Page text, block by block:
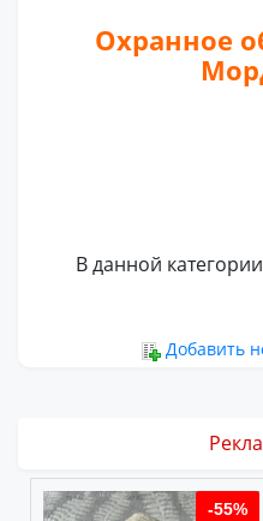
Охранное
В данной
Добавить
-55%